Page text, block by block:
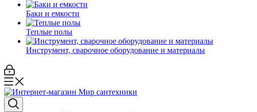
Баки и емкости
Теплые полы
Инструмент, сварочное оборудование и материалы